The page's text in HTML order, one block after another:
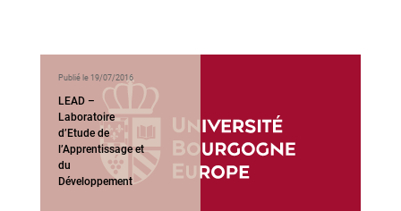
Publié le 19/07/2016
LEAD –
Laboratoire
d’Etude de
l’Apprentissage et
du
Développement